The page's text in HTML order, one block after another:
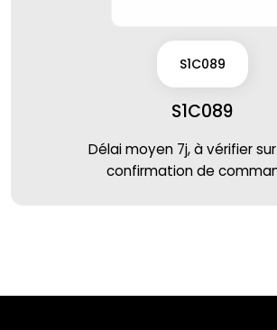
S1C089
S1C089
Délai moyen 7j, à vérifier
confirmation de